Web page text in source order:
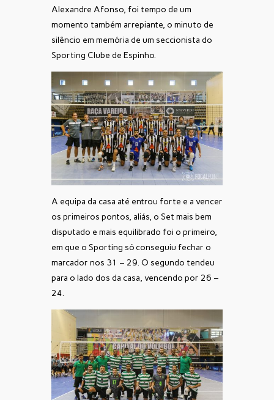
Alexandre Afonso, foi tempo de um
momento também arrepiante, o minuto de
silêncio em memória de um seccionista do
Sporting Clube de Espinho.
A equipa da casa até entrou forte e a vencer
os primeiros pontos, aliás, o Set mais bem
disputado e mais equilibrado foi o primeiro,
em que o Sporting só conseguiu fechar o
marcador nos 31 – 29. O segundo tendeu
para o lado dos da casa, vencendo por 26 –
24.